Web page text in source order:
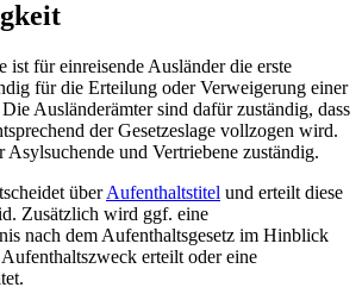
ist für einreisende Ausländer die erste
für die Erteilung oder Verweigerung einer
Die Ausländerämter sind dafür zuständig, dass
der Gesetzeslage vollzogen wird.
Asylsuchende und Vertriebene zuständig.
überAufenthaltstitel und erteilt diese
Zusätzlich wird ggf. eine
nach dem Aufenthaltsgesetz im Hinblick
erteilt oder eine